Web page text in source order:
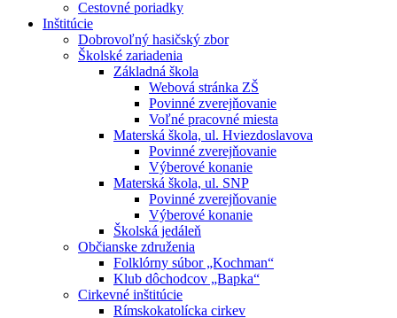
Cestovné poriadky
Inštitúcie
Dobrovoľný hasičský zbor
Školské zariadenia
Základná škola
Webová stránka ZŠ
Povinné zverejňovanie
Voľné pracovné miesta
Materská škola, ul. Hviezdoslavova
Povinné zverejňovanie
Výberové konanie
Materská škola, ul. SNP
Povinné zverejňovanie
Výberové konanie
Školská jedáleň
Občianske združenia
Folklórny súbor „Kochman“
Klub dôchodcov „Bapka“
Cirkevné inštitúcie
Rímskokatolícka cirkev